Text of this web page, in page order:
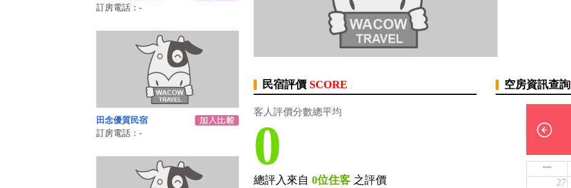
訂房電話：-
田念優質民宿
訂房電話：-
民宿評價 SCORE
客人評價分數總平均
0
總評入來自 0位住客 之評價
空房資訊查詢
一
27